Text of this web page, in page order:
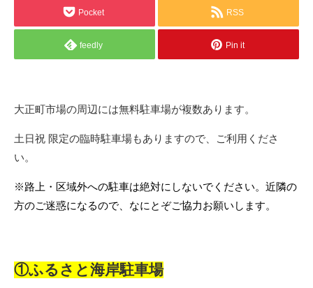
Pocket RSS
feedly Pin it
大正町市場の周辺には無料駐車場が複数あります。
土日祝 限定の臨時駐車場もありますので、ご利用くださ
い。
※路上・区域外への駐車は絶対にしないでください。近隣の
方のご迷惑になるので、なにとぞご協力お願いします。
①ふるさと海岸駐車場